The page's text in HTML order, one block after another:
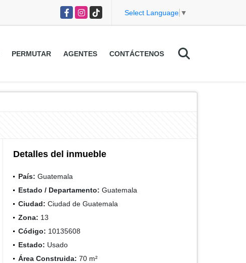
FacebookInstagram
TikTok Select Language ▼
PERMUTAR AGENTES CONTÁCTENOS
Detalles del inmueble
País: Guatemala
Estado / Departamento: Guatemala
Ciudad: Ciudad de Guatemala
Zona: 13
Código: 10135608
Estado: Usado
Área Construida: 70 m²